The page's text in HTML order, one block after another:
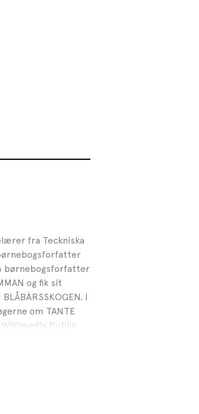
fra Teckniska
børnebogsforfatter
og fik sit
I
om TANTE
Wikimedia Public